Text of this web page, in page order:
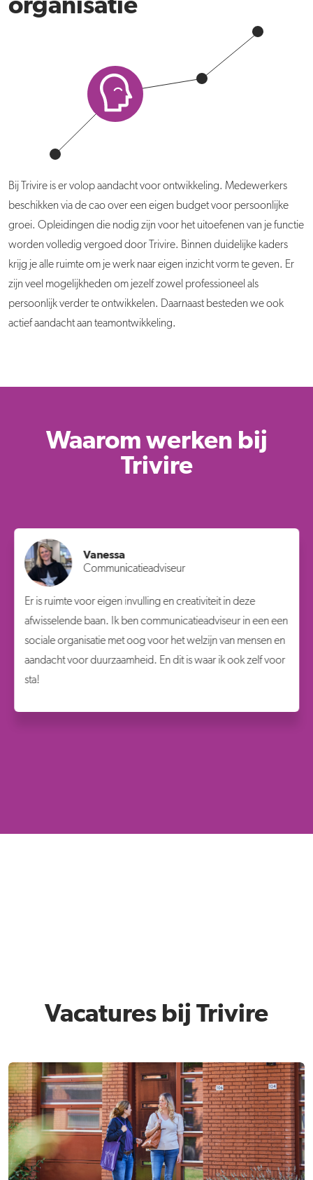
organisatie
Bij Trivire is er volop aandacht voor ontwikkeling. Medewerkers
beschikken via de cao over een eigen budget voor persoonlijke
groei. Opleidingen die nodig zijn voor het uitoefenen van je functie
worden volledig vergoed door Trivire. Binnen duidelijke kaders
krijg je alle ruimte om je werk naar eigen inzicht vorm te geven. Er
zijn veel mogelijkheden om jezelf zowel professioneel als
persoonlijk verder te ontwikkelen. Daarnaast besteden we ook
actief aandacht aan teamontwikkeling.
Waarom werken bij
Trivire
Vanessa
Communicatieadviseur
Er is ruimte voor eigen invulling en creativiteit in deze
afwisselende baan. Ik ben communicatieadviseur in een een
sociale organisatie met oog voor het welzijn van mensen en
aandacht voor duurzaamheid. En dit is waar ik ook zelf voor
sta!
Vacatures bij Trivire